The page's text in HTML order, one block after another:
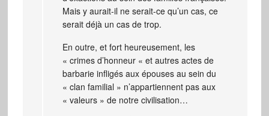
Mais y aurait-il ne serait-ce qu’un cas, ce
serait déjà un cas de trop.
En outre, et fort heureusement, les
« crimes d’honneur « et autres actes de
barbarie infligés aux épouses au sein du
« clan familial » n’appartiennent pas aux
« valeurs » de notre civilisation…